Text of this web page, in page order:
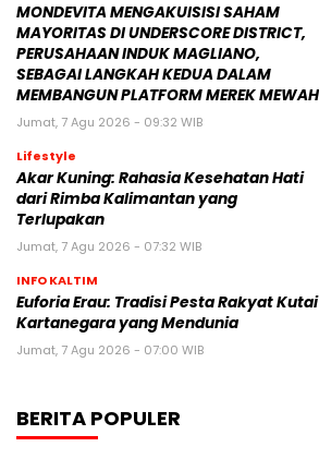
MONDEVITA MENGAKUISISI SAHAM
MAYORITAS DI UNDERSCORE DISTRICT,
PERUSAHAAN INDUK MAGLIANO,
SEBAGAI LANGKAH KEDUA DALAM
MEMBANGUN PLATFORM MEREK
Jumat, 7 Agu 2026 - 09:32 WIB
Lifestyle
Akar Kuning: Rahasia Kesehatan Hati
dari Rimba Kalimantan yang
Terlupakan
Jumat, 7 Agu 2026 - 07:32 WIB
INFO KALTIM
Euforia Erau: Tradisi Pesta Rakyat Kutai
Kartanegara yang Mendunia
Jumat, 7 Agu 2026 - 07:00 WIB
BERITA POPULER